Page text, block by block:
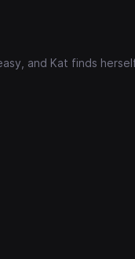
and Kat finds